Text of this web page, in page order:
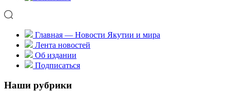
Главная — Новости Якутии и мира
Лента новостей
Об издании
Подписаться
Наши рубрики